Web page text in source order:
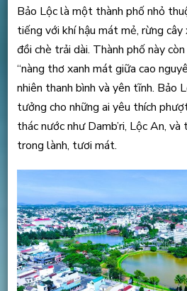
Bảo Lộc là một thành phố nhỏ
tiếng với khí hậu mát mẻ, rừng
đồi chè trải dài. Thành phố này
“nàng thơ xanh mát giữa cao
nhiên thanh bình và yên tĩnh. Bảo
tưởng cho những ai yêu thích
thác nước như Damb’ri, Lộc An,
trong lành, tươi mát.